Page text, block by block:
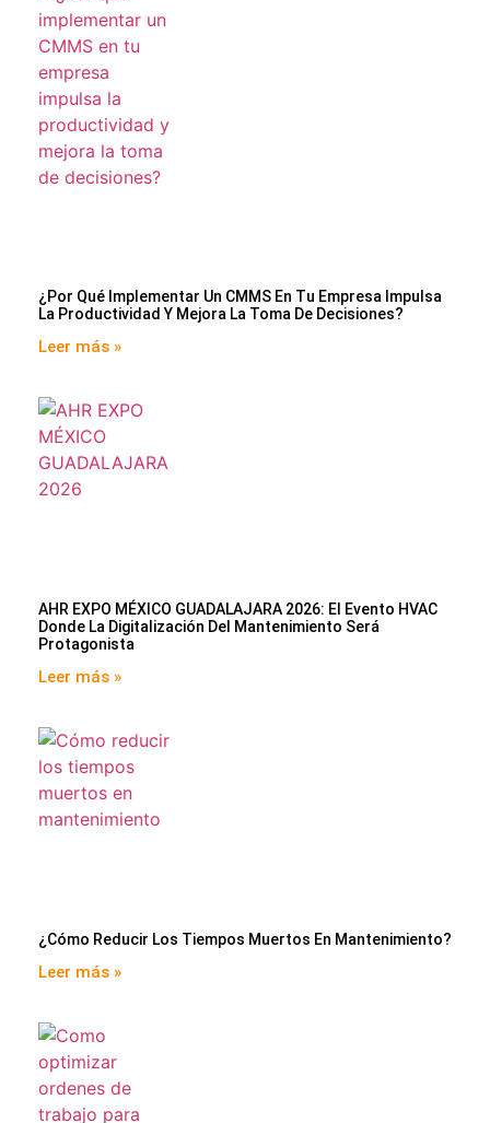
¿Por Qué Implementar Un CMMS En Tu Empresa Impulsa
La Productividad Y Mejora La Toma De Decisiones?
Leer más »
AHR EXPO MÉXICO GUADALAJARA 2026: El Evento HVAC
Donde La Digitalización Del Mantenimiento Será
Protagonista
Leer más »
¿Cómo Reducir Los Tiempos Muertos En Mantenimiento?
Leer más »